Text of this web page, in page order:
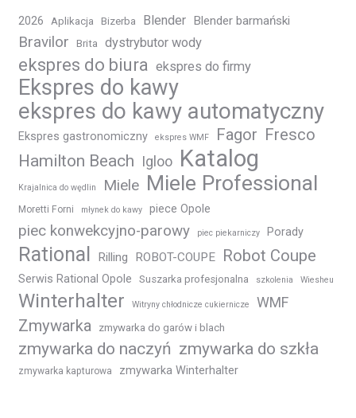
2026 Aplikacja Bizerba Blender Blender barmański
Bravilor Brita dystrybutor wody
ekspres do biura ekspres do firmy
Ekspres do kawy
ekspres do kawy automatyczny
Ekspres gastronomiczny ekspres WMF Fagor Fresco
Hamilton Beach Igloo Katalog
Krajalnica do wędlin Miele Miele Professional
Moretti Forni młynek do kawy piece Opole
piec konwekcyjno-parowy piec piekarniczy Porady
Rational Rilling ROBOT-COUPE Robot Coupe
Serwis Rational Opole Suszarka profesjonalna szkolenia Wiesheu
Winterhalter Witryny chłodnicze cukiernicze WMF
Zmywarka zmywarka do garów i blach
zmywarka do naczyń zmywarka do szkła
zmywarka kapturowa zmywarka Winterhalter